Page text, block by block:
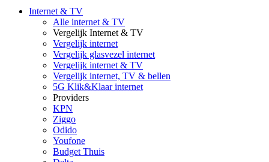
Internet & TV
Alle internet & TV
Vergelijk Internet & TV
Vergelijk internet
Vergelijk glasvezel internet
Vergelijk internet & TV
Vergelijk internet, TV & bellen
5G Klik&Klaar internet
Providers
KPN
Ziggo
Odido
Youfone
Budget Thuis